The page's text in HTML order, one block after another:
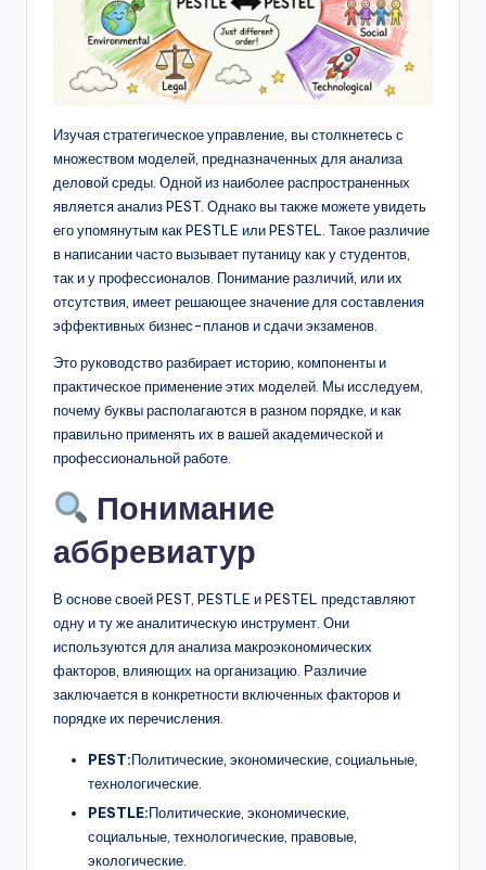
w
&
D
it
si
Изучая стратегическое управление, вы столкнетесь с
множеством моделей, предназначенных для анализа
деловой среды. Одной из наиболее распространенных
является анализ PEST. Однако вы также можете увидеть
его упомянутым как PESTLE или PESTEL. Такое различие
в написании часто вызывает путаницу как у студентов,
так и у профессионалов. Понимание различий, или их
отсутствия, имеет решающее значение для составления
эффективных бизнес-планов и сдачи экзаменов.
Это руководство разбирает историю, компоненты и
практическое применение этих моделей. Мы исследуем,
почему буквы располагаются в разном порядке, и как
правильно применять их в вашей академической и
профессиональной работе.
Понимание
аббревиатур
В основе своей PEST, PESTLE и PESTEL представляют
одну и ту же аналитическую инструмент. Они
используются для анализа макроэкономических
факторов, влияющих на организацию. Различие
заключается в конкретности включенных факторов и
порядке их перечисления.
PEST:Политические, экономические, социальные,
технологические.
PESTLE:Политические, экономические,
социальные, технологические, правовые,
экологические.